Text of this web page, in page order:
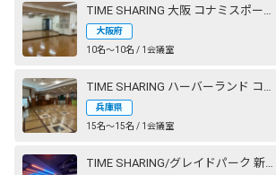
大阪府
10名〜10名 / 1会議室
兵庫県
15名〜15名 / 1会議室
TIME SHARING/グレイドパーク 新橋駅前（銀座口）